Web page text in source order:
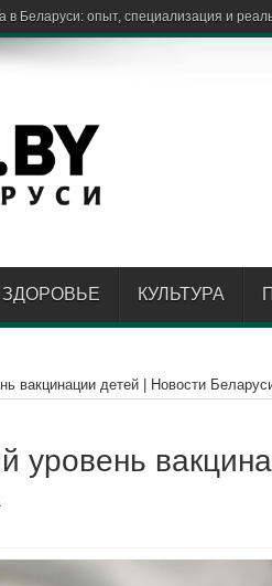
ЗДОРОВЬЕ КУЛЬТУРА
вакцинации детей | Новости
уровень